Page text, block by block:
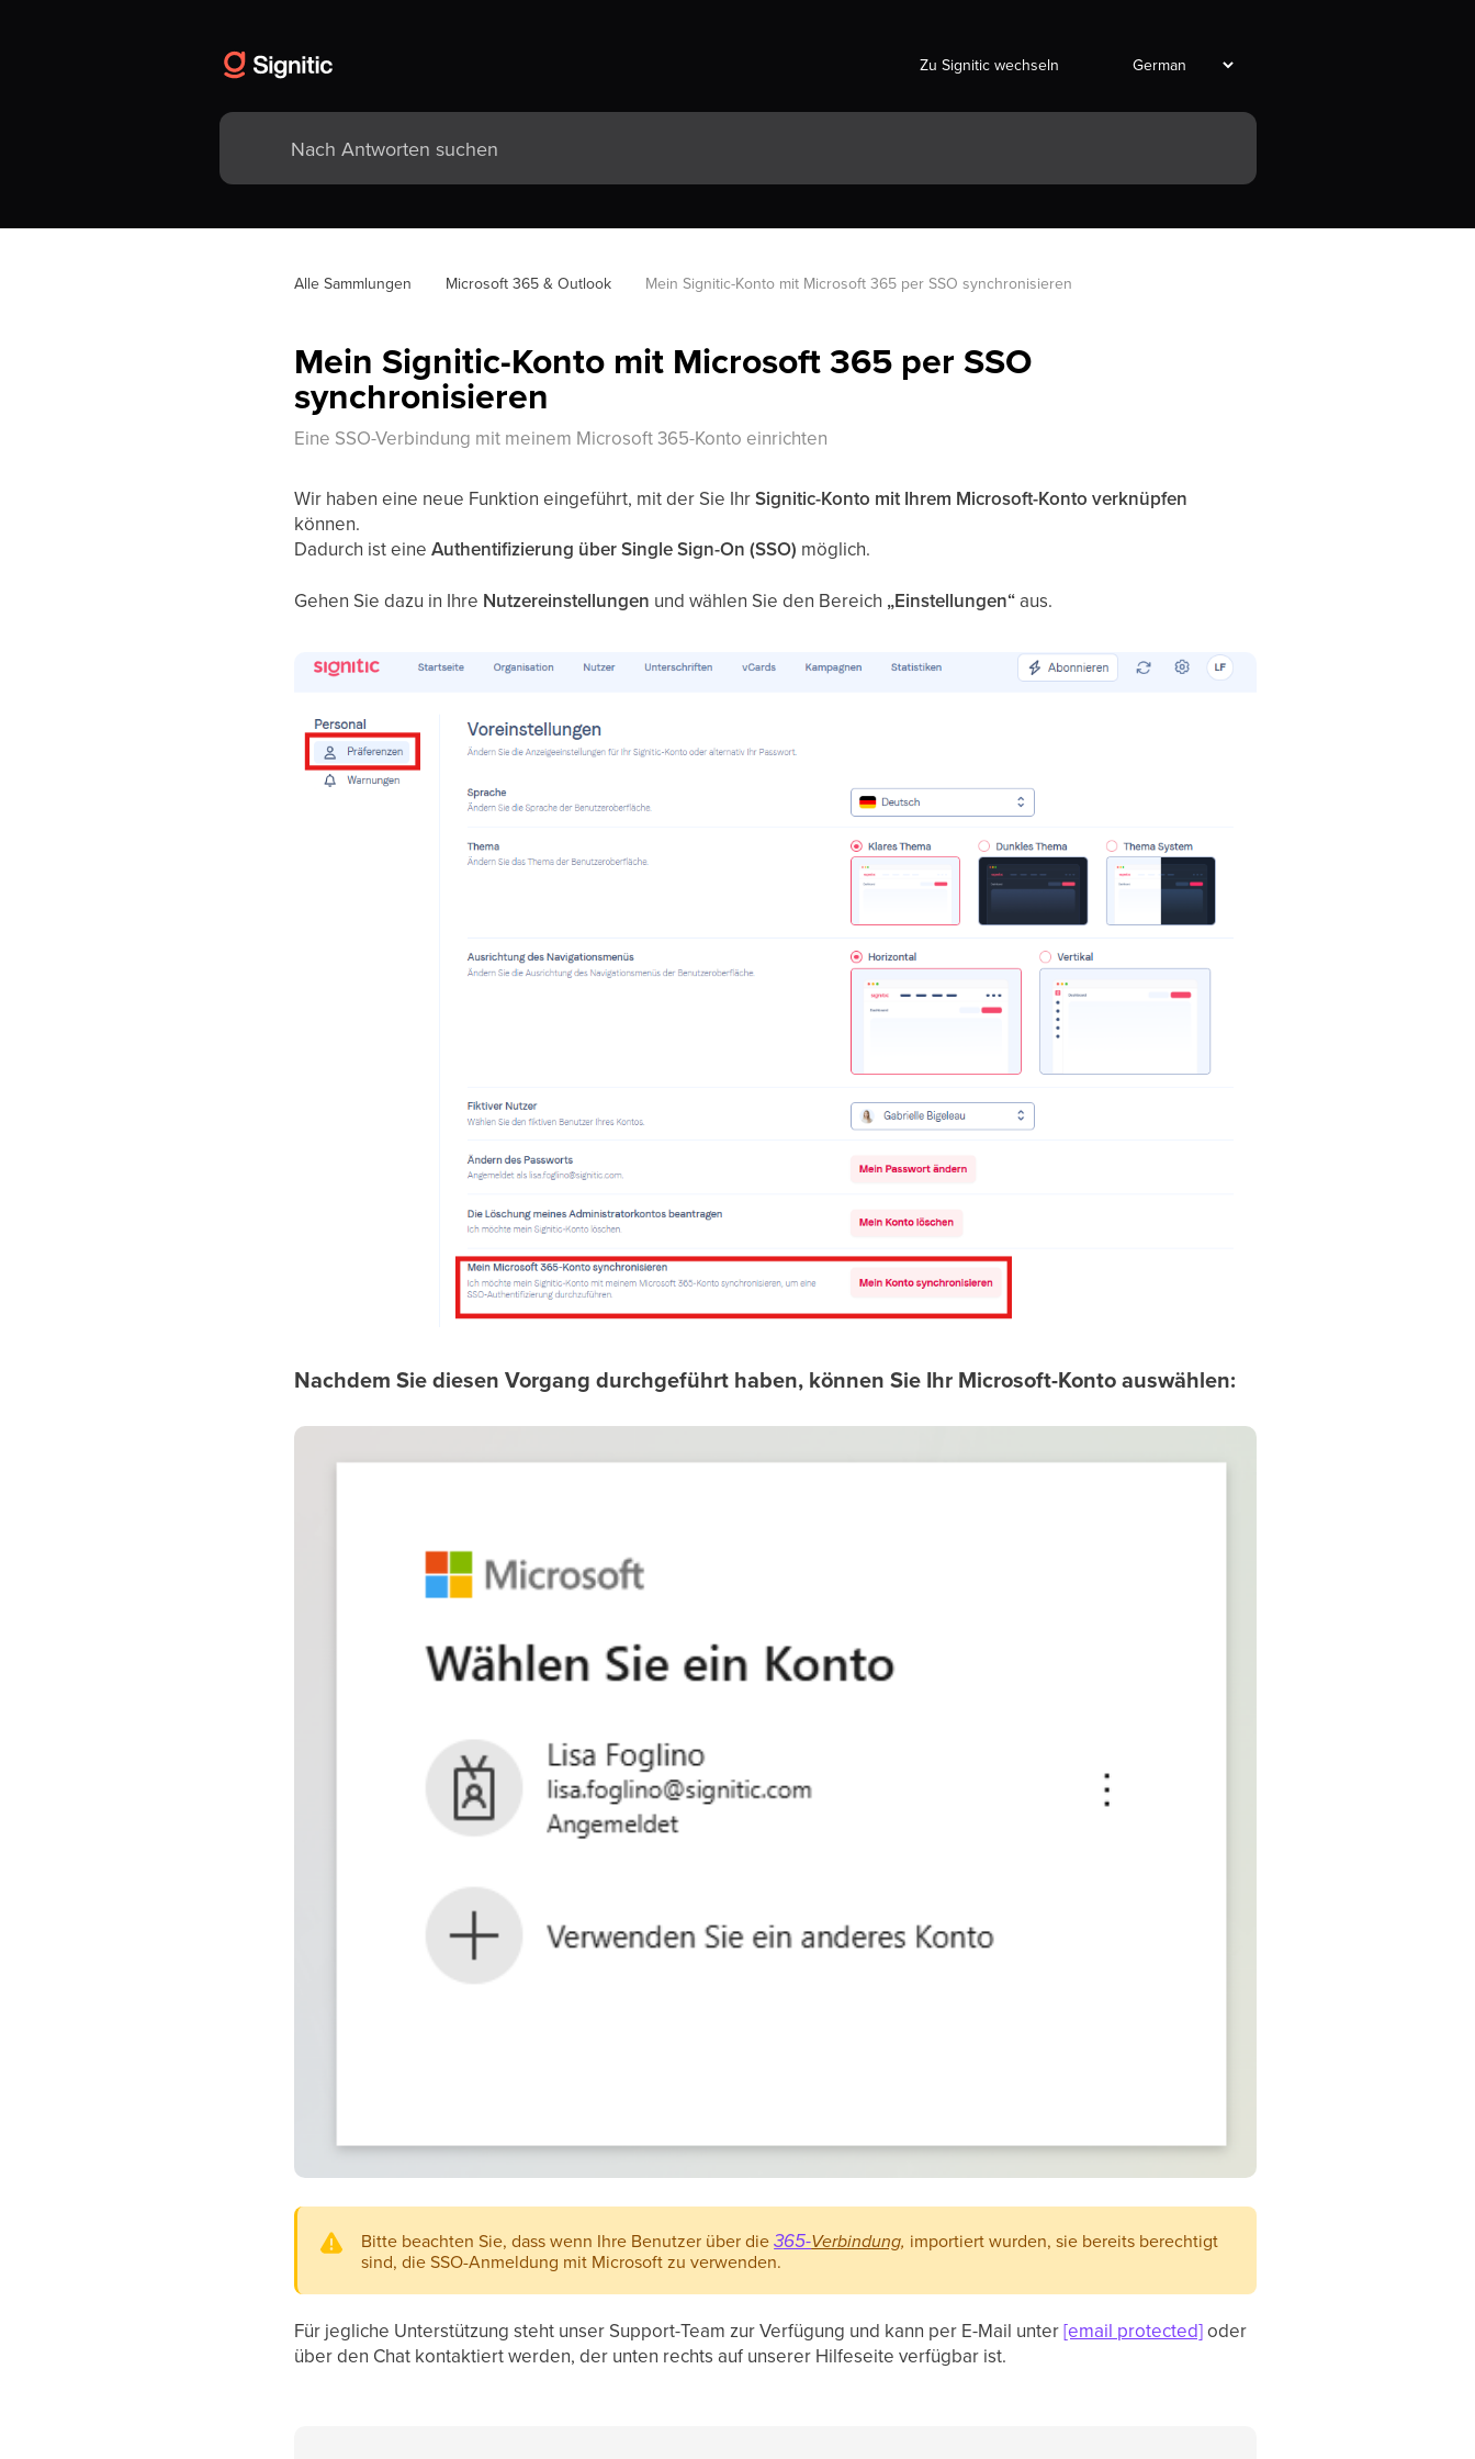
Zu Signitic wechseln
Alle Sammlungen Microsoft 365 & Outlook Mein Signitic-Konto mit Microsoft 365 per SSO synchronisieren
Mein Signitic-Konto mit Microsoft 365 per SSO
synchronisieren
Eine SSO-Verbindung mit meinem Microsoft 365-Konto einrichten
Wir haben eine neue Funktion eingeführt, mit der Sie IhrSignitic-Konto mit Ihrem Microsoft-Konto verknüpfen
können.
Dadurch ist eineAuthentifizierung über Single Sign-On (SSO) möglich.
Gehen Sie dazu in Ihre Nutzereinstellungen und wählen Sie den Bereich „Einstellungen“ aus.
Nachdem Sie diesen Vorgang durchgeführt haben, können Sie Ihr Microsoft-Konto auswählen:
Bitte beachten Sie, dass wenn Ihre Benutzer über die365-Verbindung, importiert wurden, sie bereits berechtigt
sind, die SSO-Anmeldung mit Microsoft zu verwenden.
Für jegliche Unterstützung steht unser Support-Team zur Verfügung und kann per E-Mail unter[email protected]oder
über den Chat kontaktiert werden, der unten rechts auf unserer Hilfeseite verfügbar ist.